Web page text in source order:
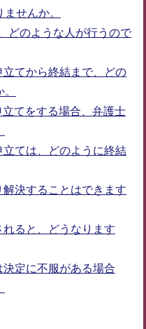
せんか。
のような人が行うので
てから終結まで、どの
てをする場合、弁護士
ては、どのように終結
決することはできます
ると、どうなります
定に不服がある場合